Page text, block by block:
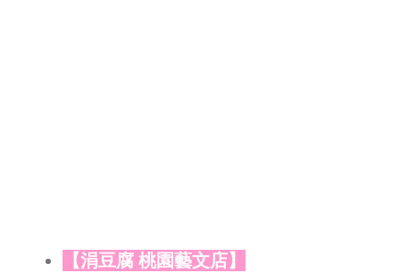
【涓豆腐 桃園藝文店】